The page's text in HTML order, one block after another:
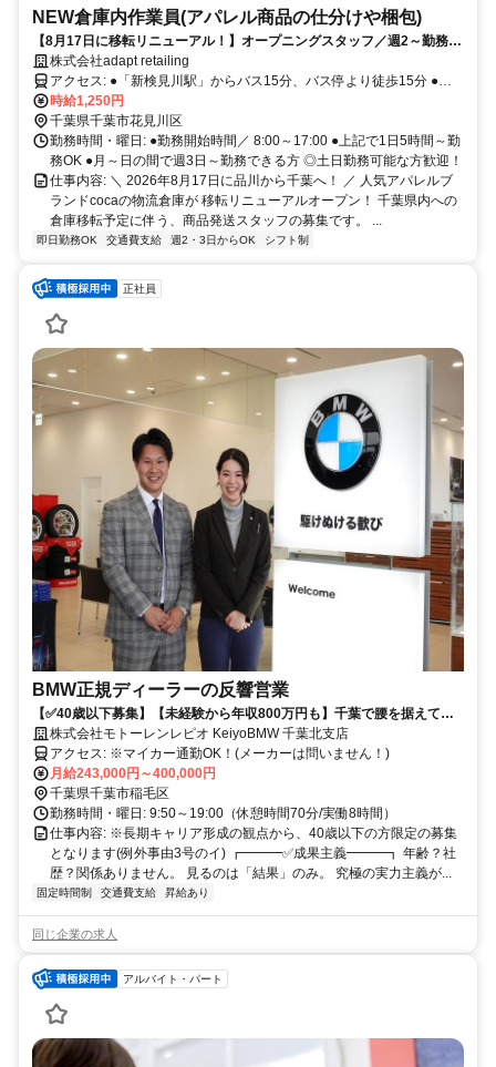
NEW倉庫内作業員(アパレル商品の仕分けや梱包)
【8月17日に移転リニューアル！】オープニングスタッフ／週2～勤務で
きる方／人気ブランド「coca」新倉庫内での勤務／未経験大歓迎／女性
活躍中／日勤のみ
株式会社adapt retailing
アクセス: ●「新検見川駅」からバス15分、バス停より徒歩15分 ●自
転車、バイク通勤OK ※送迎バスの運行なし 【8月中旬までは本社品
川倉庫での勤務】
時給1,250円
千葉県千葉市花見川区
勤務時間・曜日: ●勤務開始時間／ 8:00～17:00 ●上記で1日5時間～勤
務OK ●月～日の間で週3日～勤務できる方 ◎土日勤務可能な方歓迎！
仕事内容: ＼ 2026年8月17日に品川から千葉へ！ ／ 人気アパレルブ
ランドcocaの物流倉庫が 移転リニューアルオープン！ 千葉県内への
倉庫移転予定に伴う、商品発送スタッフの募集です。 ...
即日勤務OK 交通費支給 週2・3日からOK シフト制
正社員
BMW正規ディーラーの反響営業
【✅40歳以下募集】【未経験から年収800万円も】千葉で腰を据えて働
く/年間休日115日/転勤なし/飛び込みなし
株式会社モトーレンレピオ KeiyoBMW 千葉北支店
アクセス: ※マイカー通勤OK！(メーカーは問いません！)
月給243,000円～400,000円
千葉県千葉市稲毛区
勤務時間・曜日: 9:50～19:00（休憩時間70分/実働8時間）
仕事内容: ※長期キャリア形成の観点から、40歳以下の方限定の募集
となります(例外事由3号のイ) ┏━━━✅成果主義━━━┓ 年齢？社
歴？関係ありません。 見るのは「結果」のみ。 究極の実力主義が...
固定時間制 交通費支給 昇給あり
同じ企業の求人
アルバイト・パート